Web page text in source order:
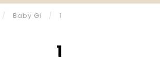
/ Baby Gi / 1
1